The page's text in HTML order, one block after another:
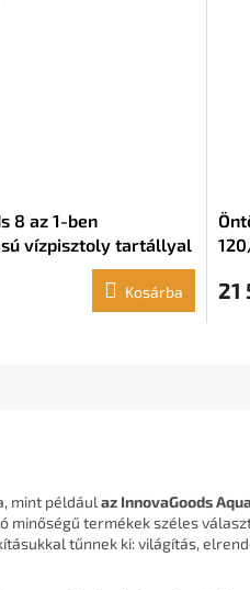
8 az 1-ben
vízpisztoly tartállyal
Kosárba 21
mint például az InnovaGoods
minőségű termékek széles
tűnnek ki: világítás,